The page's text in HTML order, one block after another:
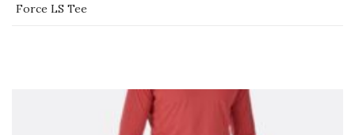
Force LS Tee